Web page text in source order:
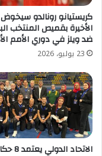
كريستيانو رونالدو سيخوض
الأخيرة بقميص المنتخب
ضد ويلز في دوري الأمم
23 يوليو، 2026
الاتحاد